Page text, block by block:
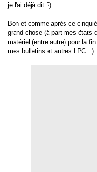
je l'ai déjà dit ?)
Bon et comme après ce
grand chose (à part mes états
matériel (entre autre) pour la
mes bulletins et autres LPC...)